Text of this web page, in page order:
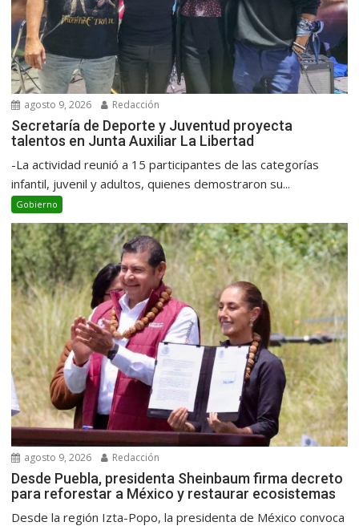
agosto 9, 2026 Redacción
Secretaría de Deporte y Juventud proyecta
talentos en Junta Auxiliar La Libertad
-La actividad reunió a 15 participantes de las categorías
infantil, juvenil y adultos, quienes demostraron su...
Gobierno
agosto 9, 2026 Redacción
Desde Puebla, presidenta Sheinbaum firma decreto
para reforestar a México y restaurar ecosistemas
Desde la región Izta-Popo, la presidenta de México convoca